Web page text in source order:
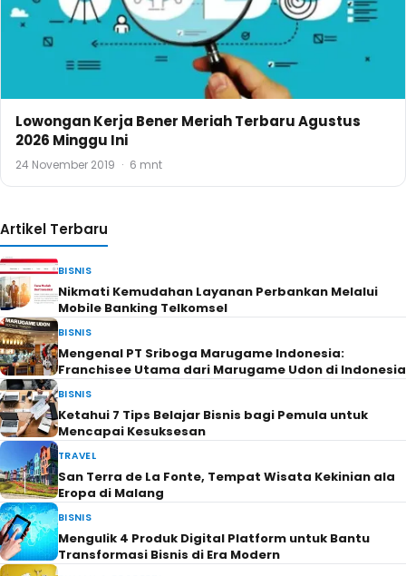
Lowongan Kerja Bener Meriah Terbaru Agustus
2026 Minggu Ini
24 November 2019 · 6 mnt
Artikel Terbaru
BISNIS
Nikmati Kemudahan Layanan Perbankan Melalui
Mobile Banking Telkomsel
BISNIS
Mengenal PT Sriboga Marugame Indonesia:
Franchisee Utama dari Marugame Udon di Indonesia
BISNIS
Ketahui 7 Tips Belajar Bisnis bagi Pemula untuk
Mencapai Kesuksesan
TRAVEL
San Terra de La Fonte, Tempat Wisata Kekinian ala
Eropa di Malang
BISNIS
Mengulik 4 Produk Digital Platform untuk Bantu
Transformasi Bisnis di Era Modern